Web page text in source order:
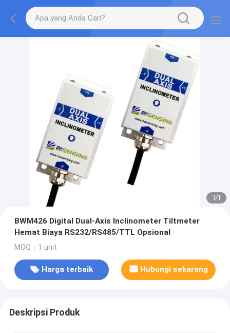
1/1
BWM426 Digital Dual-Axis Inclinometer Tiltmeter
Hemat Biaya RS232/RS485/TTL Opsional
MOQ：1 unit
Harga terbaik Hubungi sekarang
Deskripsi Produk